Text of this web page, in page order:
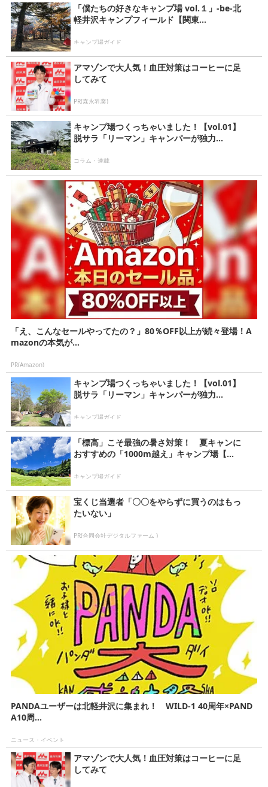
「僕たちの好きなキャンプ場 vol.１」-be-北
軽井沢キャンプフィールド【関東...
キャンプ場ガイド
アマゾンで大人気！血圧対策はコーヒーに足
してみて
PR(森永乳業)
キャンプ場つくっちゃいました！【vol.01】
脱サラ「リーマン」キャンパーが独力...
コラム・連載
「え、こんなセールやってたの？」80％OFF以上が続々登場！A
mazonの本気が...
PR(Amazon)
キャンプ場つくっちゃいました！【vol.01】
脱サラ「リーマン」キャンパーが独力...
キャンプ場ガイド
「標高」こそ最強の暑さ対策！ 夏キャンに
おすすめの「1000m越え」キャンプ場【...
キャンプ場ガイド
宝くじ当選者「〇〇をやらずに買うのはもっ
たいない」
PR(合同会社デジタルファーム )
PANDAユーザーは北軽井沢に集まれ！ WILD-1 40周年×PAND
A10周...
ニュース・イベント
アマゾンで大人気！血圧対策はコーヒーに足
してみて